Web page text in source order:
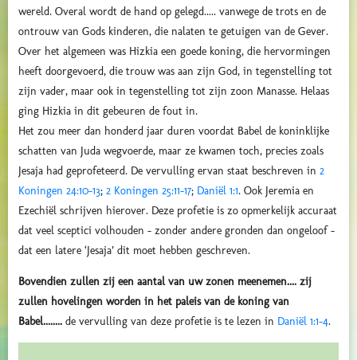
wereld. Overal wordt de hand op gelegd..... vanwege de trots en de
ontrouw van Gods kinderen, die nalaten te getuigen van de Gever.
Over het algemeen was Hizkia een goede koning, die hervormingen
heeft doorgevoerd, die trouw was aan zijn God, in tegenstelling tot
zijn vader, maar ook in tegenstelling tot zijn zoon Manasse. Helaas
ging Hizkia in dit gebeuren de fout in.
Het zou meer dan honderd jaar duren voordat Babel de koninklijke
schatten van Juda wegvoerde, maar ze kwamen toch, precies zoals
Jesaja had geprofeteerd. De vervulling ervan staat beschreven in 2
Koningen 24:10-13; 2 Koningen 25:11-17; Daniël 1:1. Ook Jeremia en
Ezechiël schrijven hierover. Deze profetie is zo opmerkelijk accuraat
dat veel sceptici volhouden – zonder andere gronden dan ongeloof –
dat een latere ‘Jesaja’ dit moet hebben geschreven.
Bovendien zullen zij een aantal van uw zonen meenemen.... zij
zullen hovelingen worden in het paleis van de koning van
Babel........ de vervulling van deze profetie is te lezen in Daniël 1:1-4.